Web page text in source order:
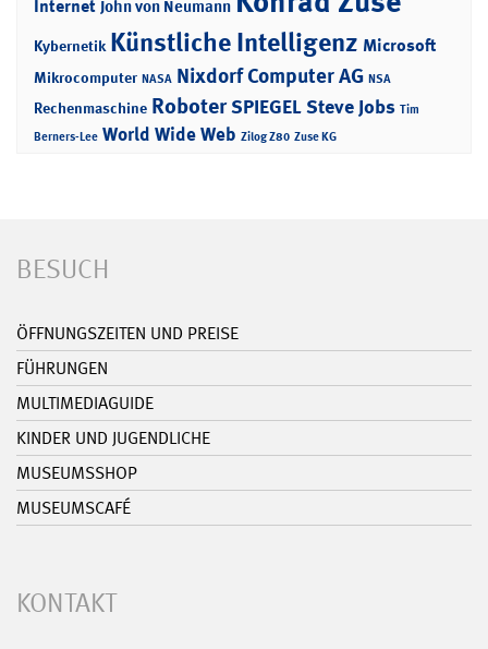
Internet John von Neumann
Kybernetik Künstliche Intelligenz Microsoft
Mikrocomputer NASA Nixdorf Computer AG NSA
Rechenmaschine RoboterSPIEGELSteve Jobs Tim
Berners-Lee World Wide Web Zilog Z80 Zuse KG
BESUCH
ÖFFNUNGSZEITEN UND PREISE
FÜHRUNGEN
MULTIMEDIAGUIDE
KINDER UND JUGENDLICHE
MUSEUMSSHOP
MUSEUMSCAFÉ
KONTAKT